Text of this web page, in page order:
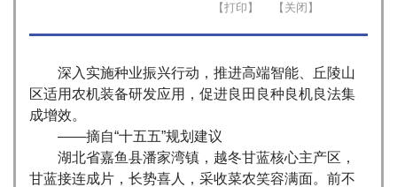
深入实施种业振兴行动，推进高端智能、丘陵山
区适用农机装备研发应用，促进良田良种良机良法集
成增效。
——摘自“十五五”规划建议
湖北省嘉鱼县潘家湾镇，越冬甘蓝核心主产区，
甘蓝接连成片，长势喜人，采收菜农笑容满面。前不